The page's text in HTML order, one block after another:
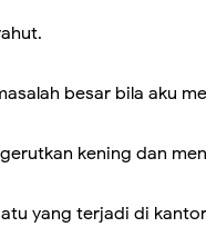
besar bila aku
kening dan
yang terjadi di